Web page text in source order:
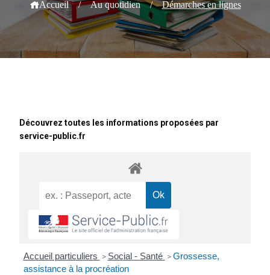
Accueil / Au quotidien / Démarches en lignes
Découvrez toutes les informations proposées par
service-public.fr
Accueil particuliers > Social - Santé > Grossesse,
assistance à la procréation